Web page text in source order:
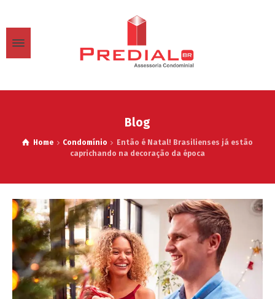
Blog
Home Condomínio
Então é Natal! Brasilienses já estão
caprichando na decoração da época